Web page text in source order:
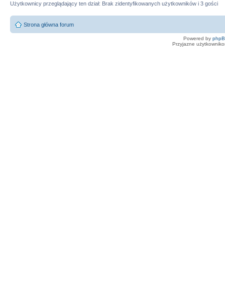
Użytkownicy przeglądający ten dział: Brak zidentyfikowanych użytkowników i 3 gości
Strona główna forum
Powered by
Przyjazne